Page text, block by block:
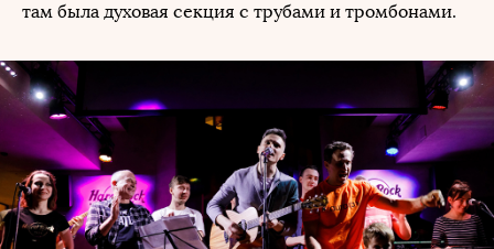
там была духовая секция с трубами и тромбонами.